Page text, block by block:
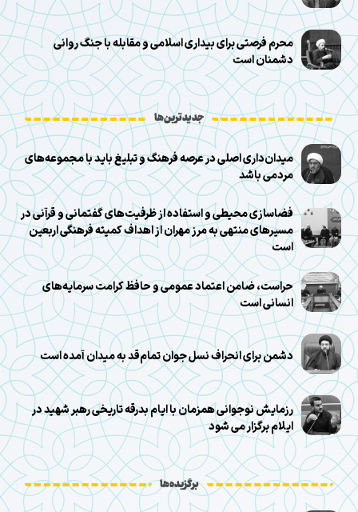
محرم فرصتی برای بیداری اسلامی و مقابله با جنگ روانی
دشمنان است
جدیدترین‌ها
میدان‌داری اصلی در عرصه فرهنگ و تبلیغ باید با مجموعه‌های
مردمی باشد
فضاسازی محیطی و استفاده از ظرفیت‌های گفتمانی و قرآنی در
مسیرهای منتهی به مرز مهران از اهداف کمیته فرهنگی اربعین
است
حراست، ضامن اعتماد عمومی و حافظ کرامت سرمایه‌های
انسانی است
دشمن برای انحراف نسل جوان تمام‌قد به میدان آمده است
رزمایش نوجوانی همزمان با ایام بدرقه تاریخی رهبر شهید در
ایلام برگزار می شود
برگزیده‌ها